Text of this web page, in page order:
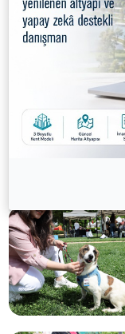
Başkan Şadi
sahiplendirme
katkı sunan tüm
takdim etti.
kavuşan
görüntüleriyle